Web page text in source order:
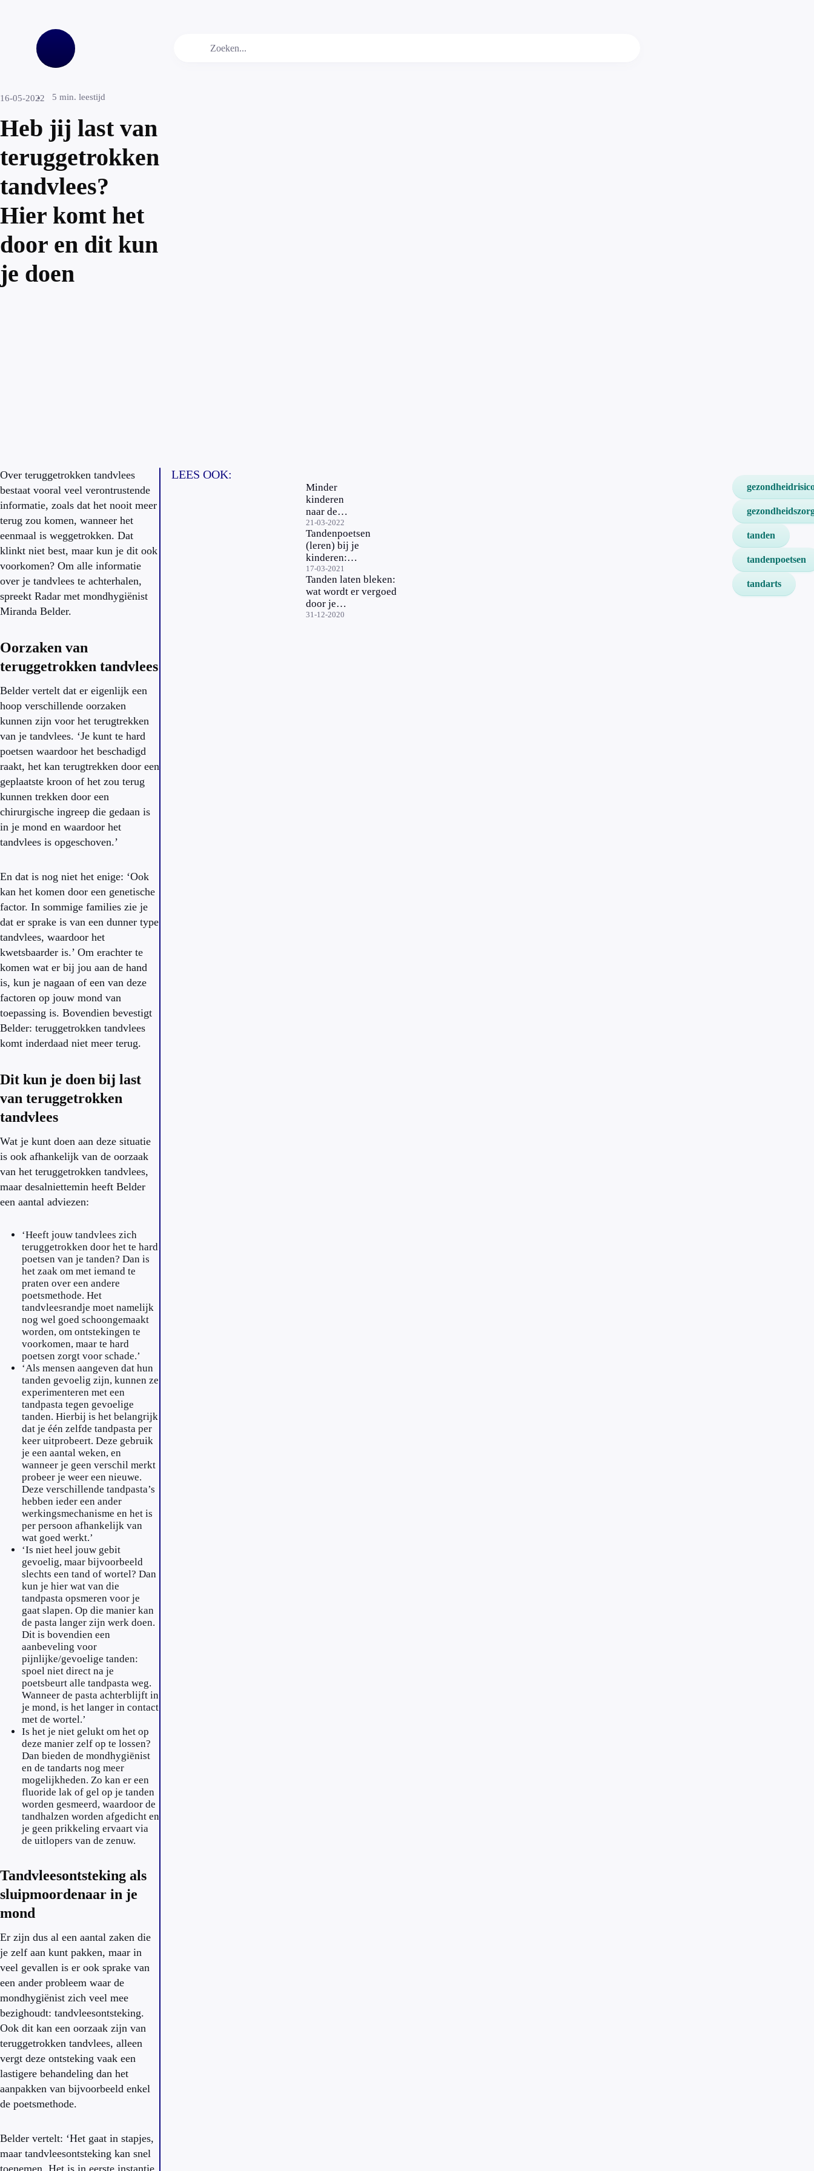
16-05-2022 5 min. leestijd
Heb jij last van
teruggetrokken
tandvlees?
Hier komt het
door en dit kun
je doen
Over teruggetrokken tandvlees
bestaat vooral veel verontrustende
informatie, zoals dat het nooit meer
terug zou komen, wanneer het
eenmaal is weggetrokken. Dat
klinkt niet best, maar kun je dit ook
voorkomen? Om alle informatie
over je tandvlees te achterhalen,
spreekt Radar met mondhygiënist
Miranda Belder.
Oorzaken van
teruggetrokken tandvlees
Belder vertelt dat er eigenlijk een
hoop verschillende oorzaken
kunnen zijn voor het terugtrekken
van je tandvlees. ‘Je kunt te hard
poetsen waardoor het beschadigd
raakt, het kan terugtrekken door een
geplaatste kroon of het zou terug
kunnen trekken door een
chirurgische ingreep die gedaan is
in je mond en waardoor het
tandvlees is opgeschoven.’
En dat is nog niet het enige: ‘Ook
kan het komen door een genetische
factor. In sommige families zie je
dat er sprake is van een dunner type
tandvlees, waardoor het
kwetsbaarder is.’ Om erachter te
komen wat er bij jou aan de hand
is, kun je nagaan of een van deze
factoren op jouw mond van
toepassing is. Bovendien bevestigt
Belder: teruggetrokken tandvlees
komt inderdaad niet meer terug.
Dit kun je doen bij last
van teruggetrokken
tandvlees
Wat je kunt doen aan deze situatie
is ook afhankelijk van de oorzaak
van het teruggetrokken tandvlees,
maar desalniettemin heeft Belder
een aantal adviezen:
‘Heeft jouw tandvlees zich
teruggetrokken door het te hard
poetsen van je tanden? Dan is
het zaak om met iemand te
praten over een andere
poetsmethode. Het
tandvleesrandje moet namelijk
nog wel goed schoongemaakt
worden, om ontstekingen te
voorkomen, maar te hard
poetsen zorgt voor schade.’
‘Als mensen aangeven dat hun
tanden gevoelig zijn, kunnen ze
experimenteren met een
tandpasta tegen gevoelige
tanden. Hierbij is het belangrijk
dat je één zelfde tandpasta per
keer uitprobeert. Deze gebruik
je een aantal weken, en
wanneer je geen verschil merkt
probeer je weer een nieuwe.
Deze verschillende tandpasta’s
hebben ieder een ander
werkingsmechanisme en het is
per persoon afhankelijk van
wat goed werkt.’
‘Is niet heel jouw gebit
gevoelig, maar bijvoorbeeld
slechts een tand of wortel? Dan
kun je hier wat van die
tandpasta opsmeren voor je
gaat slapen. Op die manier kan
de pasta langer zijn werk doen.
Dit is bovendien een
aanbeveling voor
pijnlijke/gevoelige tanden:
spoel niet direct na je
poetsbeurt alle tandpasta weg.
Wanneer de pasta achterblijft in
je mond, is het langer in contact
met de wortel.’
Is het je niet gelukt om het op
deze manier zelf op te lossen?
Dan bieden de mondhygiënist
en de tandarts nog meer
mogelijkheden. Zo kan er een
fluoride lak of gel op je tanden
worden gesmeerd, waardoor de
tandhalzen worden afgedicht en
je geen prikkeling ervaart via
de uitlopers van de zenuw.
Tandvleesontsteking als
sluipmoordenaar in je
mond
Er zijn dus al een aantal zaken die
je zelf aan kunt pakken, maar in
veel gevallen is er ook sprake van
een ander probleem waar de
mondhygiënist zich veel mee
bezighoudt: tandvleesontsteking.
Ook dit kan een oorzaak zijn van
teruggetrokken tandvlees, alleen
vergt deze ontsteking vaak een
lastigere behandeling dan het
aanpakken van bijvoorbeeld enkel
de poetsmethode.
Belder vertelt: ‘Het gaat in stapjes,
maar tandvleesontsteking kan snel
toenemen. Het is in eerste instantie
LEES OOK:
Minder
kinderen
naar de
tandarts:
'Kan leiden
tot
complicaties'
21-03-2022
Tandenpoetsen
(leren) bij je
kinderen:
waarop moet
je letten?
17-03-2021
Tanden laten bleken:
wat wordt er vergoed
door je
tandartsverzekering?
31-12-2020
tanden
tandenpoetsen
tandarts